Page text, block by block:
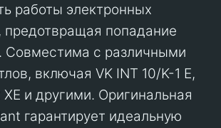
работы электронных
предотвращая попадание
Совместима с различными
включая VK INT 10/K-1 E,
и другими. Оригинальная
гарантирует идеальную